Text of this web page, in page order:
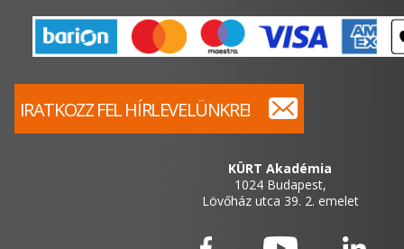
KÜRT Akadémia
1024 Budapest,
Lövőház utca 39. 2. emelet
IRATKOZZ FEL HÍRLEVELÜNKRE!